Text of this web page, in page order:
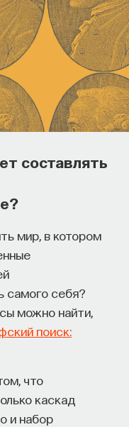
составлять
мир, в котором
самого себя?
можно найти,
поиск:
что
каскад
и набор
внимание,
в списке,
на Западе
посвященных
мечтать, что
выходить
только учиться